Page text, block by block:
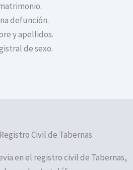
defunción.
y apellidos.
de sexo.
Civil de Tabernas
en el registro civil de Tabernas,